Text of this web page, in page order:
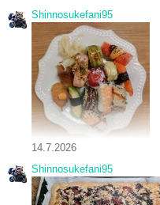
Shinnosukefani95
14.7.2026
Shinnosukefani95